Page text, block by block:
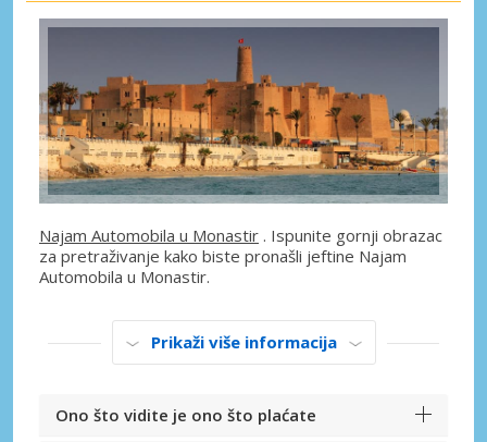
Najam Automobila u Monastir . Ispunite gornji obrazac
za pretraživanje kako biste pronašli jeftine Najam
Automobila u Monastir.
Prikaži više informacija
Ono što vidite je ono što plaćate